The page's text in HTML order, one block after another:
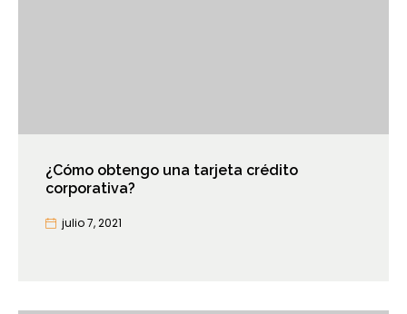
¿Cómo obtengo una tarjeta crédito
corporativa?
julio 7, 2021